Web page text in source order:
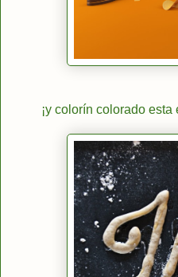
¡y colorín colorado